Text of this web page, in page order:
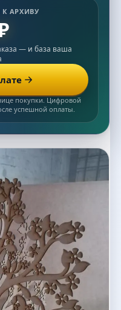
АРХИВУ
— и база ваша
покупки. Цифровой
успешной оплаты.